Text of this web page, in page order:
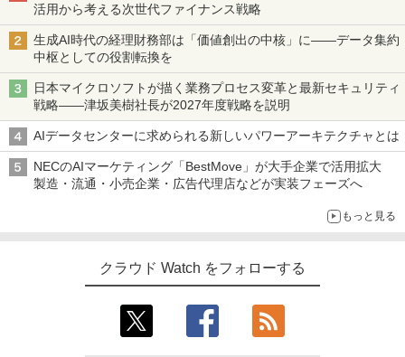
活用から考える次世代ファイナンス戦略
生成AI時代の経理財務部は「価値創出の中核」に――データ集約
中枢としての役割転換を
日本マイクロソフトが描く業務プロセス変革と最新セキュリティ
戦略――津坂美樹社長が2027年度戦略を説明
AIデータセンターに求められる新しいパワーアーキテクチャとは
NECのAIマーケティング「BestMove」が大手企業で活用拡大
製造・流通・小売企業・広告代理店などが実装フェーズへ
もっと見る
クラウド Watch をフォローする